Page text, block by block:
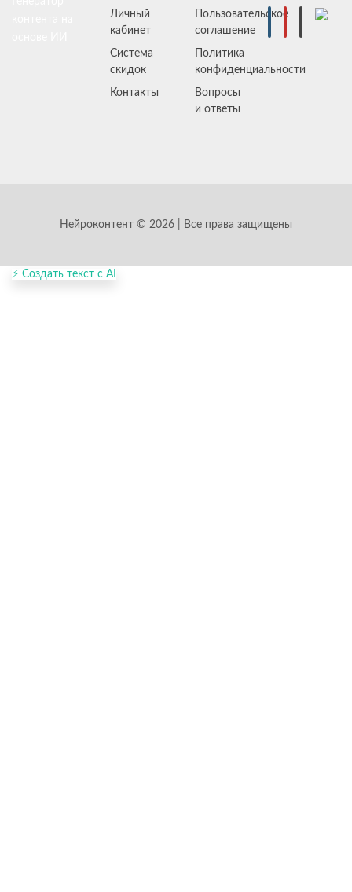
Личный
кабинет
Система
скидок
Контакты
Пользовательское
соглашение
Политика
конфиденциальности
Вопросы
и ответы
Нейроконтент © 2026 | Все права защищены
⚡ Создать текст с AI